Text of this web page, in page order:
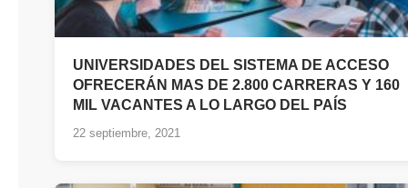
UNIVERSIDADES DEL SISTEMA DE ACCESO
OFRECERÁN MAS DE 2.800 CARRERAS Y 160
MIL VACANTES A LO LARGO DEL PAÍS
22 septiembre, 2021